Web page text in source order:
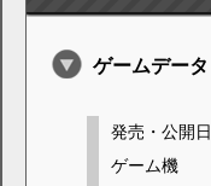
ゲームデータ
発売・公開日
ゲーム機